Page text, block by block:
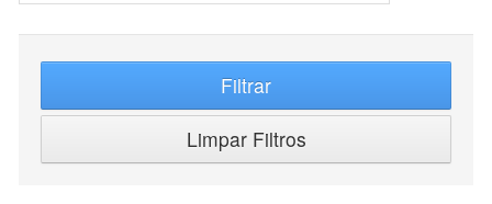
Filtrar
Limpar Filtros